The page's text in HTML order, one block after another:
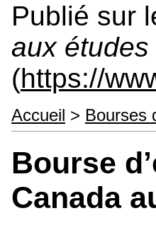
Publié sur
aux
(https://
Accueil > Bourses
Bourse
Canada